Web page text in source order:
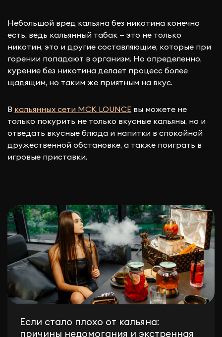
Небольшой вред кальяна без никотина конечно
есть, ведь кальянный табак — это не только
никотин, это и другие составляющие, которые при
горении попадают в организм. Но определенно,
курение без никотина делает процесс более
щадящим, но таким же приятным на вкус.
В кальянных сети МСК LOUNCE вы можете не
только покурить не только вкусные кальяны, но и
отведать вкусные блюда и напитки в спокойной
дружественной обстановке, а также поиграть в
игровые приставки.
Если стало плохо от кальяна:
причины недомогания и экстренная